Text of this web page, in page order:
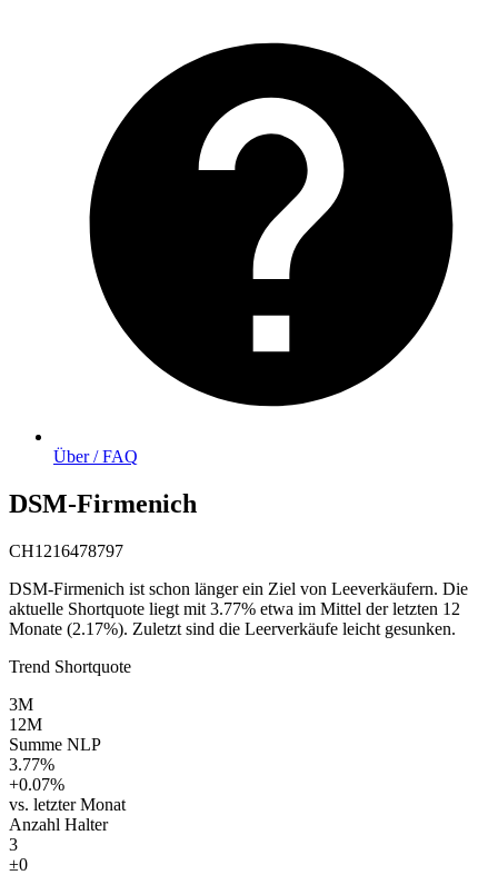
Über / FAQ
DSM-Firmenich
CH1216478797
DSM-Firmenich ist schon länger ein Ziel von Leeverkäufern. Die
aktuelle Shortquote liegt mit 3.77% etwa im Mittel der letzten 12
Monate (2.17%). Zuletzt sind die Leerverkäufe leicht gesunken.
Trend Shortquote
3M
12M
Summe NLP
3.77%
+0.07%
vs. letzter Monat
Anzahl Halter
3
±0